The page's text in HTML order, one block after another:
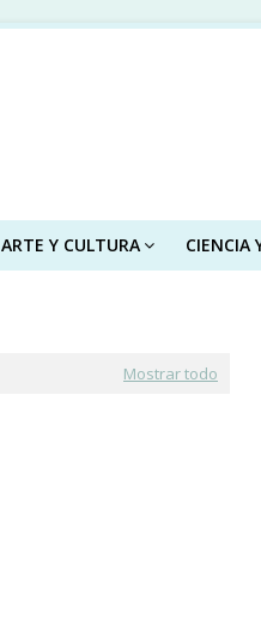
ARTE Y CULTURA CIENCIA
Mostrar todo